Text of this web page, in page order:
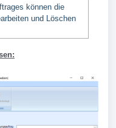
können die
und Löschen